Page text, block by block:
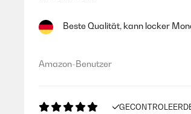
Beste Qualität, kann locker
Amazon-Benutzer